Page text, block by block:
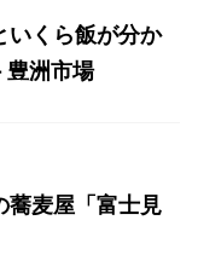
いくら飯が分か
豊洲市場
蕎麦屋「富士見